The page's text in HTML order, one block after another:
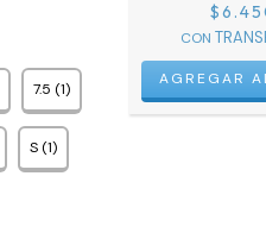
7.5 (1)
S (1)
CON